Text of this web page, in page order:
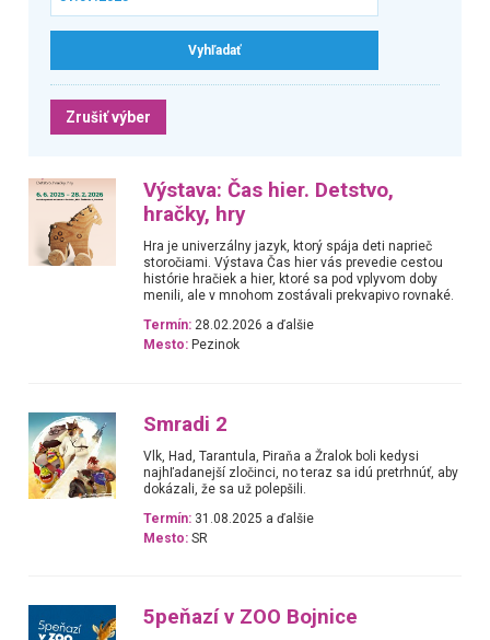
Zrušiť výber
Výstava: Čas hier. Detstvo,
hračky, hry
Hra je univerzálny jazyk, ktorý spája deti naprieč
storočiami. Výstava Čas hier vás prevedie cestou
histórie hračiek a hier, ktoré sa pod vplyvom doby
menili, ale v mnohom zostávali prekvapivo rovnaké.
Termín: 28.02.2026 a ďalšie
Mesto: Pezinok
Smradi 2
Vlk, Had, Tarantula, Piraňa a Žralok boli kedysi
najhľadanejší zločinci, no teraz sa idú pretrhnúť, aby
dokázali, že sa už polepšili.
Termín: 31.08.2025 a ďalšie
Mesto: SR
5peňazí v ZOO Bojnice